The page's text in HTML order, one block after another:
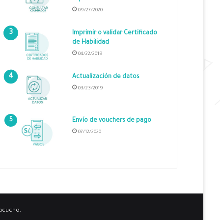
09/27/2020
Imprimir o validar Certificado
de Habilidad
04/22/2019
Actualización de datos
03/23/2019
Envío de vouchers de pago
07/12/2020